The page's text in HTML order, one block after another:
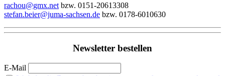
rachou@gmx.net bzw. 0151-20613308
stefan.beier@juma-sachsen.de bzw. 0178-6010630
Newsletter bestellen
E-Mail